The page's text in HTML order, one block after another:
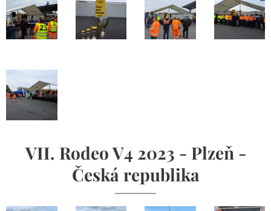
VII. Rodeo V4 2023 - Plzeň -
Česká republika